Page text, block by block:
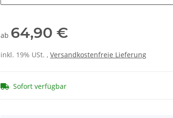
ab 64,90 €
inkl. 19% USt. , Versandkostenfreie Lieferung
Sofort verfügbar